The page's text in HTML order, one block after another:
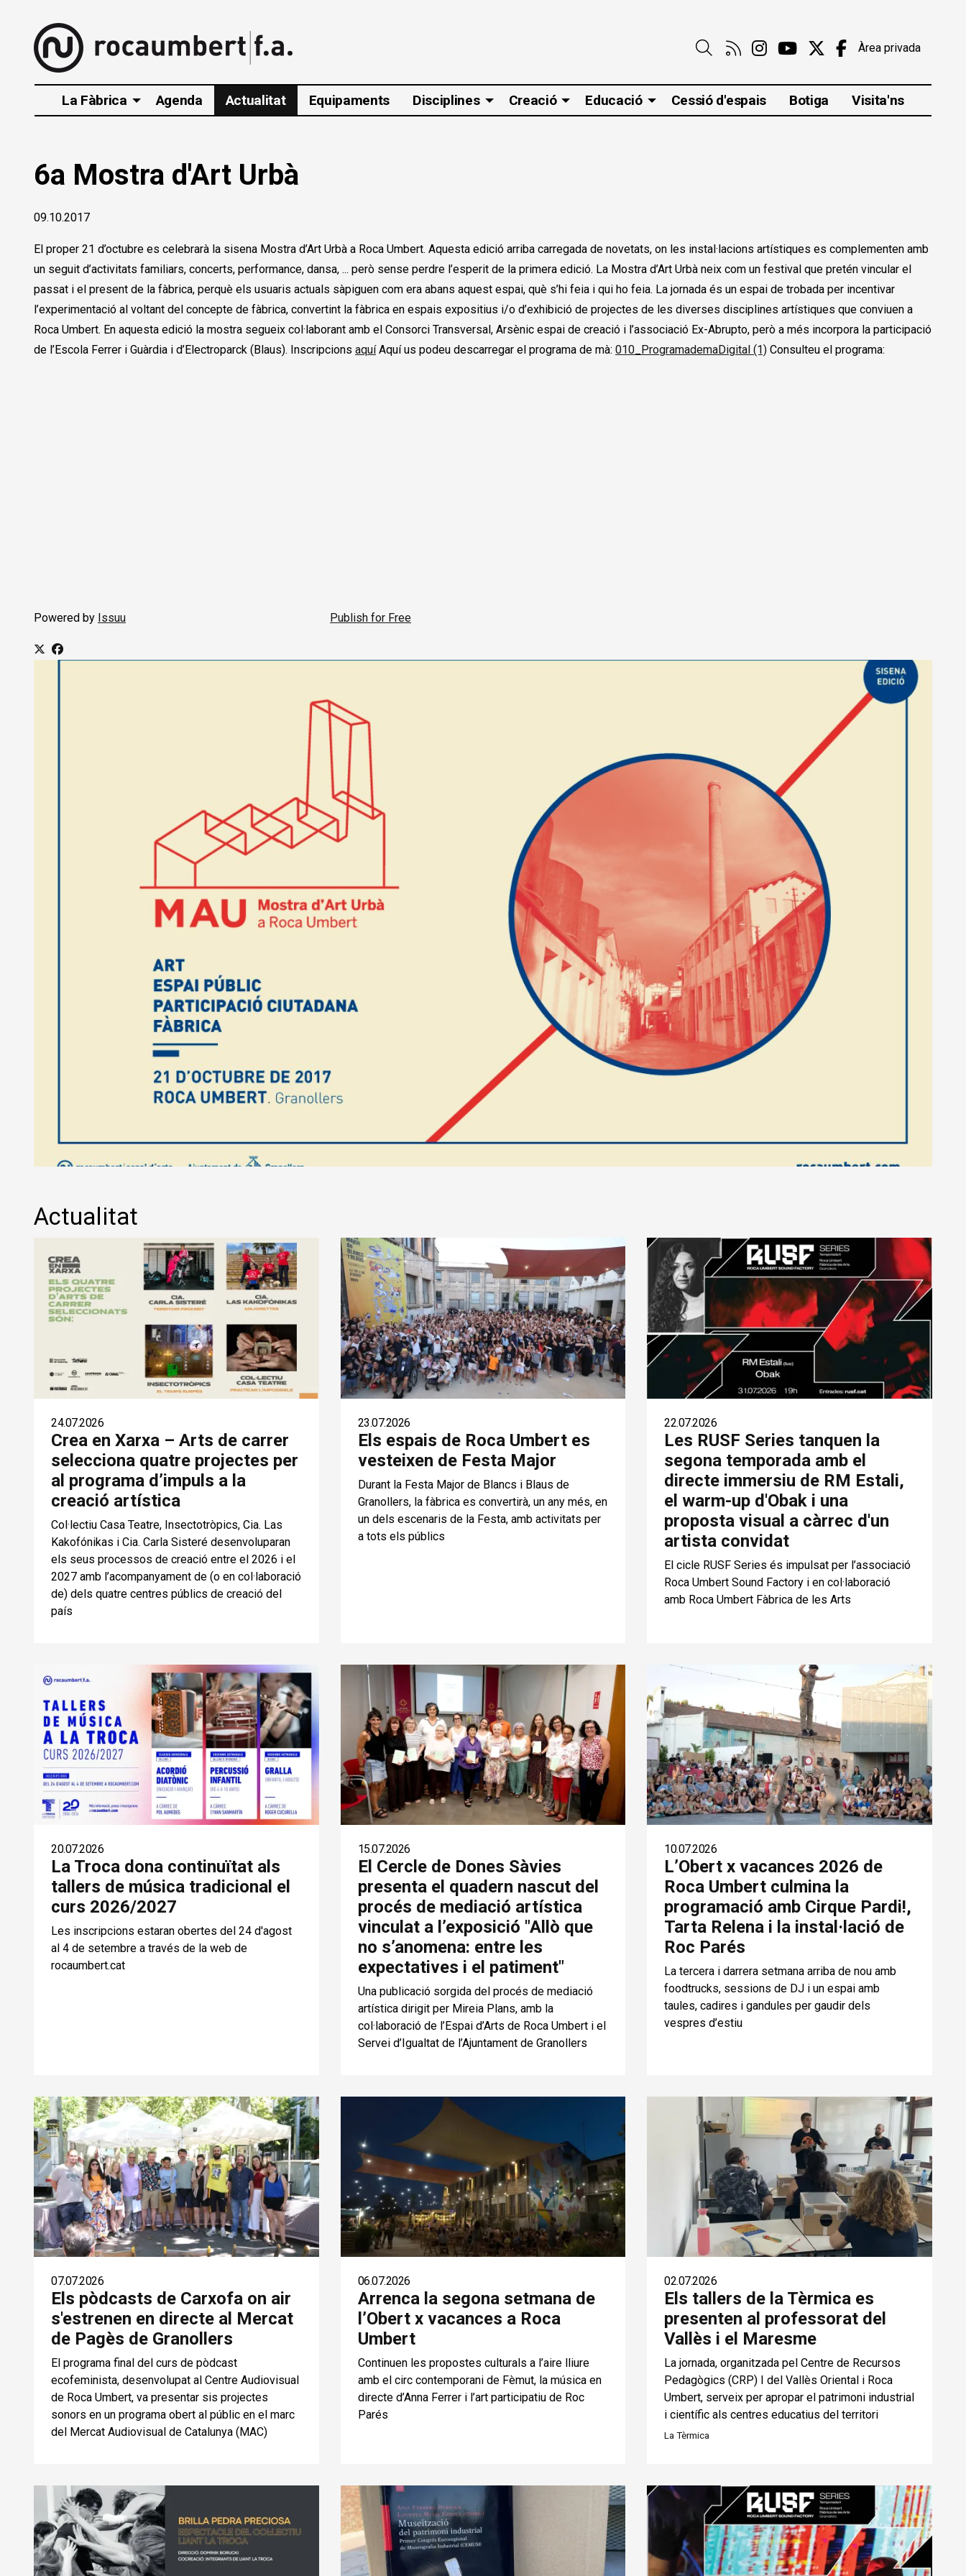
Àrea privada
Link a rss
Link a instagram
Link a youtube
Link a twitter
Link a
La Fàbrica Agenda Actualitat Equipaments Disciplines Creació Educació Cessió d'espais Botiga Visita'ns
6a Mostra d'Art Urbà
09.10.2017
El proper 21 d’octubre es celebrarà la sisena Mostra d’Art Urbà a Roca Umbert. Aquesta edició arriba carregada de novetats, on les instal·lacions artístiques es complementen amb
un seguit d’activitats familiars, concerts, performance, dansa, ... però sense perdre l’esperit de la primera edició. La Mostra d’Art Urbà neix com un festival que pretén vincular el
passat i el present de la fàbrica, perquè els usuaris actuals sàpiguen com era abans aquest espai, què s’hi feia i qui ho feia. La jornada és un espai de trobada per incentivar
l’experimentació al voltant del concepte de fàbrica, convertint la fàbrica en espais expositius i/o d’exhibició de projectes de les diverses disciplines artístiques que conviuen a
Roca Umbert. En aquesta edició la mostra segueix col·laborant amb el Consorci Transversal, Arsènic espai de creació i l’associació Ex-Abrupto, però a més incorpora la participació
de l’Escola Ferrer i Guàrdia i d’Electroparck (Blaus). Inscripcions aquí Aquí us podeu descarregar el programa de mà: 010_ProgramademaDigital (1) Consulteu el programa:
Powered by Issuu Publish for Free
Actualitat
24.07.2026
Crea en Xarxa – Arts de carrer
selecciona quatre projectes per
al programa d’impuls a la
creació artística
Col·lectiu Casa Teatre, Insectotròpics, Cia. Las
Kakofónikas i Cia. Carla Sisteré desenvoluparan
els seus processos de creació entre el 2026 i el
2027 amb l’acompanyament de (o en col·laboració
de) dels quatre centres públics de creació del
país
23.07.2026
Els espais de Roca Umbert es
vesteixen de Festa Major
Durant la Festa Major de Blancs i Blaus de
Granollers, la fàbrica es convertirà, un any més, en
un dels escenaris de la Festa, amb activitats per
a tots els públics
22.07.2026
Les RUSF Series tanquen la
segona temporada amb el
directe immersiu de RM Estali,
el warm-up d'Obak i una
proposta visual a càrrec d'un
artista convidat
El cicle RUSF Series és impulsat per l’associació
Roca Umbert Sound Factory i en col·laboració
amb Roca Umbert Fàbrica de les Arts
20.07.2026
La Troca dona continuïtat als
tallers de música tradicional el
curs 2026/2027
Les inscripcions estaran obertes del 24 d'agost
al 4 de setembre a través de la web de
rocaumbert.cat
15.07.2026
El Cercle de Dones Sàvies
presenta el quadern nascut del
procés de mediació artística
vinculat a l’exposició "Allò que
no s’anomena: entre les
expectatives i el patiment"
Una publicació sorgida del procés de mediació
artística dirigit per Mireia Plans, amb la
col·laboració de l’Espai d’Arts de Roca Umbert i el
Servei d’Igualtat de l’Ajuntament de Granollers
10.07.2026
L’Obert x vacances 2026 de
Roca Umbert culmina la
programació amb Cirque Pardi!,
Tarta Relena i la instal·lació de
Roc Parés
La tercera i darrera setmana arriba de nou amb
foodtrucks, sessions de DJ i un espai amb
taules, cadires i gandules per gaudir dels
vespres d’estiu
07.07.2026
Els pòdcasts de Carxofa on air
s'estrenen en directe al Mercat
de Pagès de Granollers
El programa final del curs de pòdcast
ecofeminista, desenvolupat al Centre Audiovisual
de Roca Umbert, va presentar sis projectes
sonors en un programa obert al públic en el marc
del Mercat Audiovisual de Catalunya (MAC)
06.07.2026
Arrenca la segona setmana de
l’Obert x vacances a Roca
Umbert
Continuen les propostes culturals a l’aire lliure
amb el circ contemporani de Fèmut, la música en
directe d’Anna Ferrer i l’art participatiu de Roc
Parés
02.07.2026
Els tallers de la Tèrmica es
presenten al professorat del
Vallès i el Maresme
La jornada, organitzada pel Centre de Recursos
Pedagògics (CRP) I del Vallès Oriental i Roca
Umbert, serveix per apropar el patrimoni industrial
i científic als centres educatius del territori
La Tèrmica